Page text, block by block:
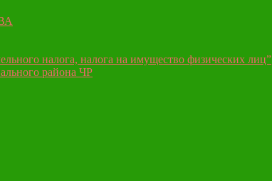
налога, налога на имущество физических лиц”
района ЧР